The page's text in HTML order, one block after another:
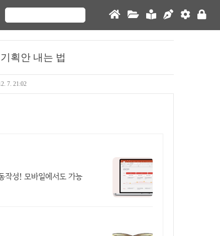
획안 내는 법
7. 21:02
작성! 모바일에서도 가능